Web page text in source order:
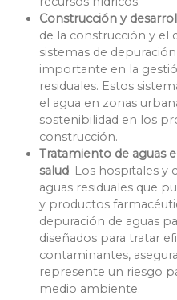
Construcción y
de la construcción y el
sistemas de
importante en la
residuales. Estos
el agua en zonas
sostenibilidad en los
construcción.
Tratamiento de aguas
salud: Los hospitales y
aguas residuales que
y productos
depuración de aguas
diseñados para tratar
contaminantes,
represente un riesgo
medio ambiente.